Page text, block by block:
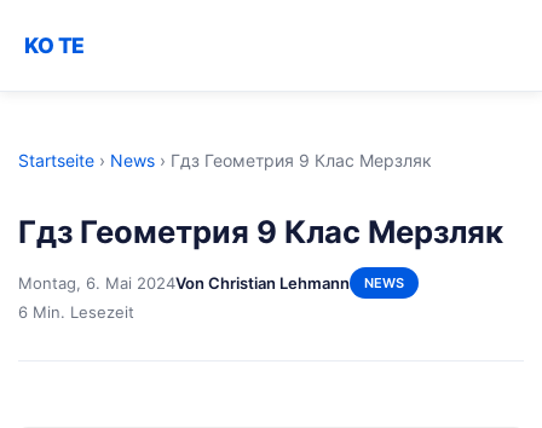
KO TE
Startseite › News › Гдз Геометрия 9 Клас Мерзляк
Гдз Геометрия 9 Клас Мерзляк
Montag, 6. Mai 2024Von Christian Lehmann NEWS
6 Min. Lesezeit